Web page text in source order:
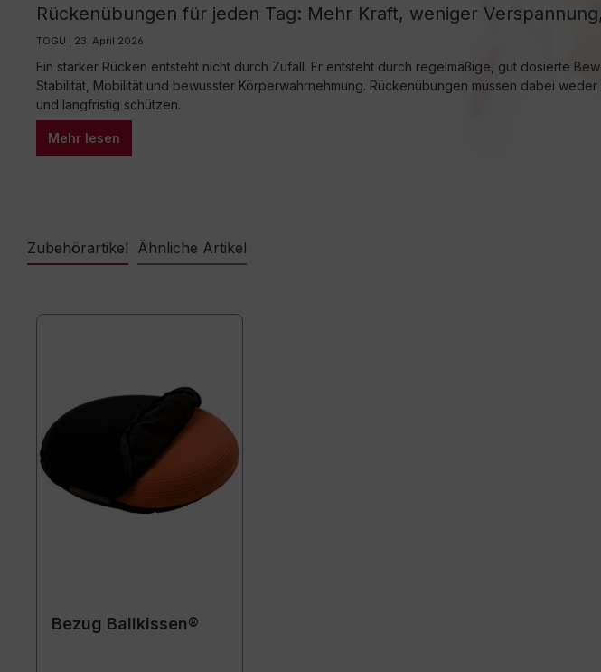
Rückenübungen für jeden Tag: Mehr Kraft, weniger
TOGU | 23. April 2026
Ein starker Rücken entsteht nicht durch Zufall. Er entsteht durch regelmäßige, gut dosierte
Stabilität, Mobilität und bewusster Körperwahrnehmung. Rückenübungen müssen dabei
und langfristig schützen.
Mehr lesen
Zubehörartikel Ähnliche Artikel
Bezug Ballkissen®